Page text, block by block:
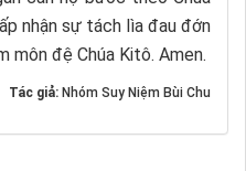
nhận sự tách lìa đau đớn
môn đệ Chúa Kitô. Amen.
Tác giả: Nhóm Suy Niệm Bùi Chu